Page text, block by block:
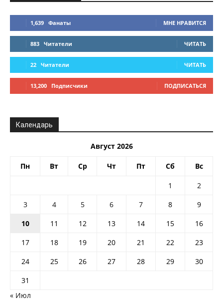
1,639 Фанаты МНЕ НРАВИТСЯ
883 Читатели ЧИТАТЬ
22 Читатели ЧИТАТЬ
13,200 Подписчики ПОДПИСАТЬСЯ
Календарь
Август 2026
Пн Вт Ср Чт Пт Сб Вс
1
2
3
4 5 6 7 8
9
10
11 12 13 14 15
16
17
18 19 20 21 22
23
24
25 26 27 28 29
30
31
« Июл